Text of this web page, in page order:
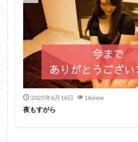
2025年6月16日 16view
夜もすがら